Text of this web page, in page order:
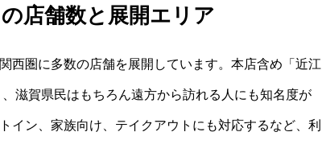
店舗数と展開エリア
西圏に多数の店舗を展開しています。本店含め「近江
滋賀県民はもちろん遠方から訪れる人にも知名度が
イン、家族向け、テイクアウトにも対応するなど、利